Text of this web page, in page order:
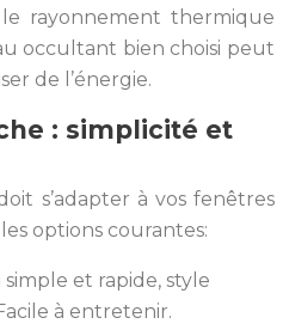
rayonnement thermique
occultant bien choisi peut
de l’énergie.
: simplicité et
s’adapter à vos fenêtres
options courantes:
simple et rapide, style
à entretenir.